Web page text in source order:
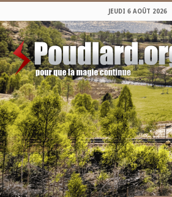
JEUDI 6 AOÛT 2026